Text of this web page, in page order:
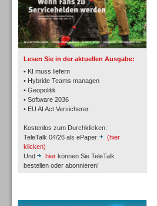
Lesen Sie in der aktuellen Ausgabe:
• KI muss liefern
• Hybride Teams managen
• Geopolitik
• Software 2036
• EU AI Act Versicherer
Kostenlos zum Durchklicken:
TeleTalk 04/26 als ePaper
(hier
klicken)
Und
hier können Sie TeleTalk
bestellen oder abonnieren!
TK- und ACD-Systeme
Workforce-Management